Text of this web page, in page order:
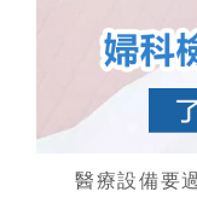
醫療設備要